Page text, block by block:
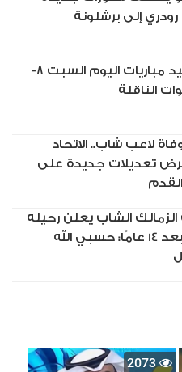
إلى برشلونة
مواعيد مباريات اليوم السبت 8-
لاعب شاب.. الاتحاد
تعديلات جديدة على
الزمالك الشاب يعلن رحيله
عن الزمالك بعد 14 عامًا: حسبي الله
2073